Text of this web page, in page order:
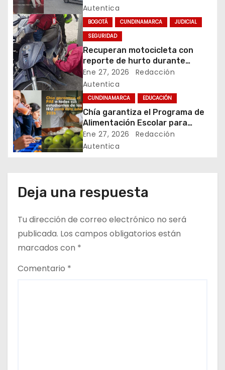
ó
n
d
e
e
n
t
a
a
s
conjuntos residenciales de
Zipaquirá
Autentica
BOGOTÁ CUNDINAMARCA
JUDICIAL
SEGURIDAD
Recuperan motocicleta con
reporte de hurto durante
operativo de seguridad en
Rafael Uribe Uribe
Ene 27, 2026
Redacción
Autentica
CUNDINAMARCA EDUCACIÓN
Chía garantiza el Programa de
Alimentación Escolar para
estudiantes de instituciones
oficiales
Ene 27, 2026
Redacción
Autentica
Deja una respuesta
Tu dirección de correo electrónico no será
publicada. Los campos obligatorios están
marcados con *
Comentario *